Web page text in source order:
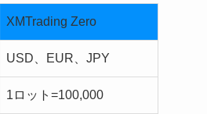
XMTrading Zero
USD、EUR、JPY
1ロット=100,000